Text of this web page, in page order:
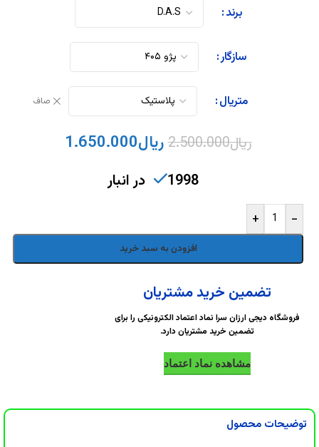
DigiArzanSara
DigiArzanSara
DigiArzanSara
DigiArzanSara
DigiArzanSara
DigiArzanSara
DigiArzanSara
DigiArzanSara
DigiArzanSara
DigiArzanSara
DigiArzanSara
برند
سازگار
متریال صاف
ریال2.500.000ریال1.650.000
1998 در انبار
-
+
افزودن به سبد خرید
تضمین خرید مشتریان
فروشگاه دیجی ارزان سرا نماد اعتماد الکترونیکی را برای
تضمین خرید مشتریان دارد.
مشاهده نماد اعتماد
توضیحات محصول